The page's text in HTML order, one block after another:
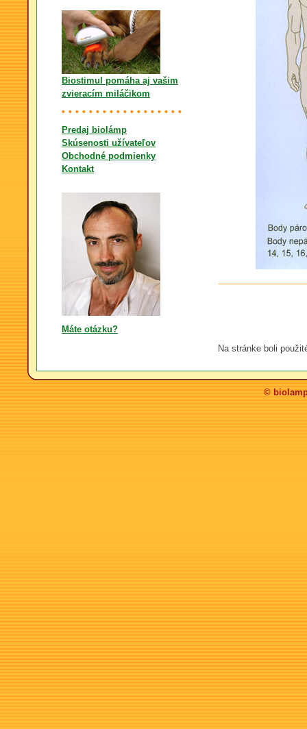
Biostimul pomáha aj vašim
zvieracím miláčikom
Predaj biolámp
Skúsenosti užívateľov
Obchodné podmienky
Kontakt
Máte otázku?
Na stránke boli
©